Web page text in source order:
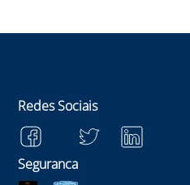
Redes Sociais
Seguranca